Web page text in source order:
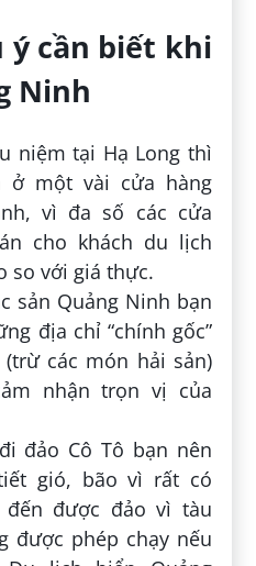
cần biết khi
Ninh
niệm tại Hạ Long thì
ở một vài cửa hàng
vì đa số các cửa
cho khách du lịch
so với giá thực.
sản Quảng Ninh bạn
địa chỉ “chính gốc”
các món hải sản)
nhận trọn vị của
đảo Cô Tô bạn nên
gió, bão vì rất có
đến được đảo vì tàu
được phép chạy nếu